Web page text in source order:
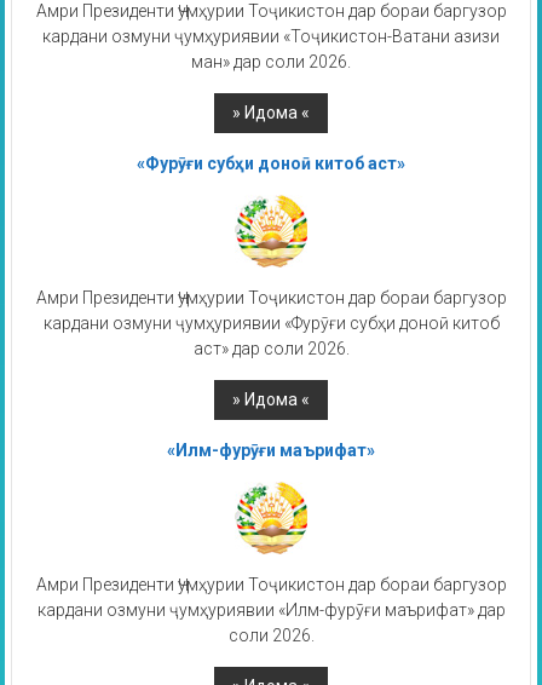
Амри Президенти Ҷумҳурии Тоҷикистон дар бораи баргузор
кардани озмуни ҷумҳуриявии «Тоҷикистон-Ватани азизи
ман» дар соли 2026.
«Фурӯғи субҳи доноӣ китоб аст»
Амри Президенти Ҷумҳурии Тоҷикистон дар бораи баргузор
кардани озмуни ҷумҳуриявии «Фурӯғи субҳи доноӣ китоб
аст» дар соли 2026.
«Илм-фурӯғи маърифат»
Амри Президенти Ҷумҳурии Тоҷикистон дар бораи баргузор
кардани озмуни ҷумҳуриявии «Илм-фурӯғи маърифат» дар
соли 2026.